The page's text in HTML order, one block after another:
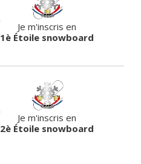
Je m'inscris en
1è Étoile snowboard
Je m'inscris en
2è Étoile snowboard